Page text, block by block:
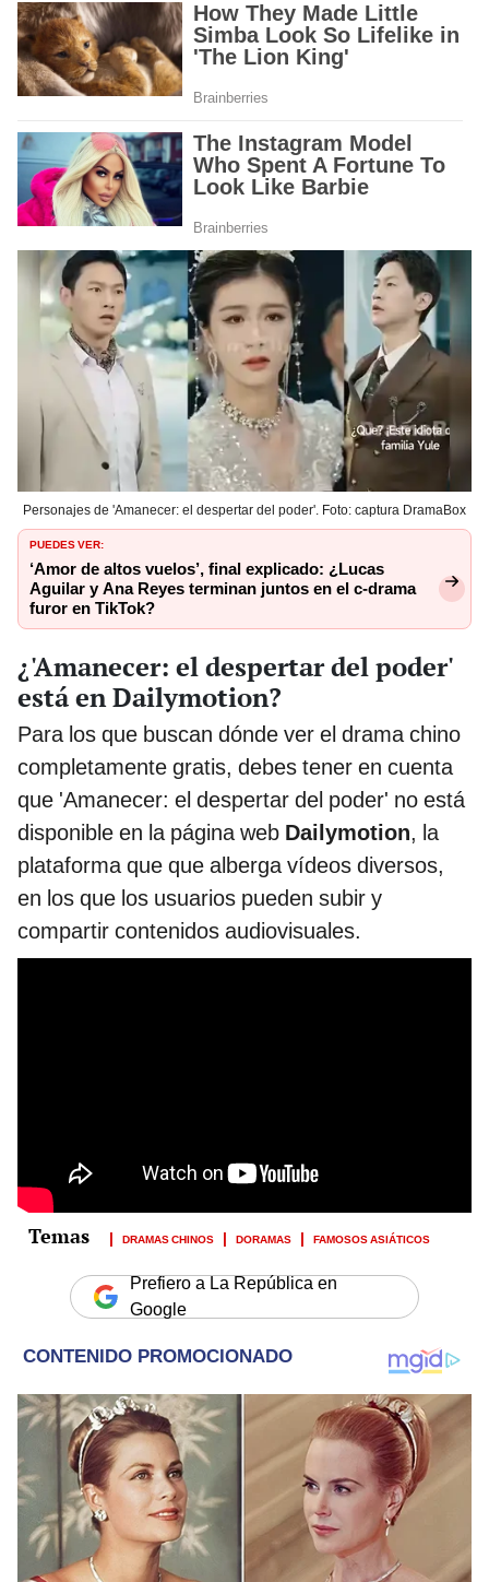
Personajes de 'Amanecer: el despertar del poder'. Foto: captura DramaBox
PUEDES VER:
‘Amor de altos vuelos’, final explicado: ¿Lucas
Aguilar y Ana Reyes terminan juntos en el c-drama
furor en TikTok?
¿'Amanecer: el despertar del poder'
está en Dailymotion?
Para los que buscan dónde ver el drama chino
completamente gratis, debes tener en cuenta
que 'Amanecer: el despertar del poder' no está
disponible en la página web Dailymotion, la
plataforma que que alberga vídeos diversos,
en los que los usuarios pueden subir y
compartir contenidos audiovisuales.
DRAMAS CHINOS DORAMAS FAMOSOS ASIÁTICOS
Prefiero a La República en
Google